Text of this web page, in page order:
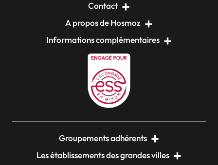
Contact
A propos de Hosmoz
Informations complémentaires
Groupements adhérents
Les établissements des grandes villes